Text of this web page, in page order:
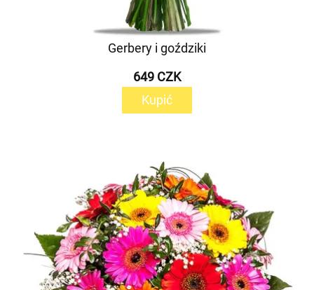
Gerbery i goździki
649 CZK
Kupić